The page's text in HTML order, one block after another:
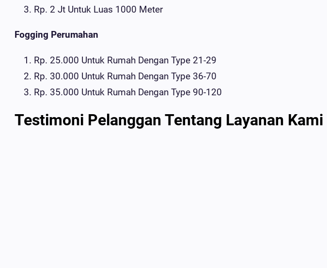
Rp. 2 Jt Untuk Luas 1000 Meter
Fogging Perumahan
Rp. 25.000 Untuk Rumah Dengan Type 21-29
Rp. 30.000 Untuk Rumah Dengan Type 36-70
Rp. 35.000 Untuk Rumah Dengan Type 90-120
Testimoni Pelanggan Tentang Layanan Kami